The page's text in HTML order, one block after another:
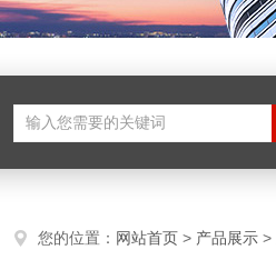
您的位置： 网站首页 > 产品展示 >